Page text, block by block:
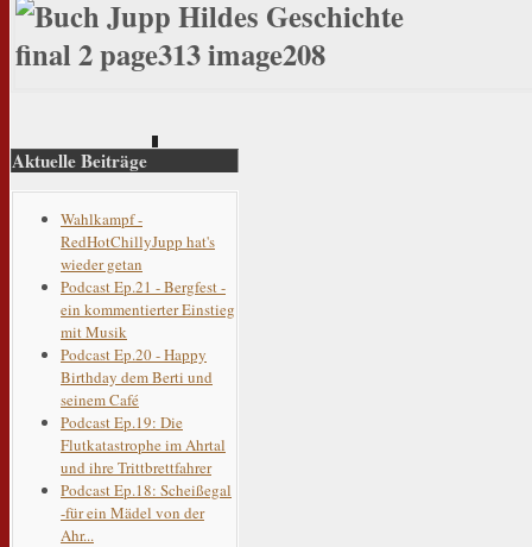
Aktuelle Beiträge
Wahlkampf -
RedHotChillyJupp hat's
wieder getan
Podcast Ep.21 - Bergfest -
ein kommentierter Einstieg
mit Musik
Podcast Ep.20 - Happy
Birthday dem Berti und
seinem Café
Podcast Ep.19: Die
Flutkatastrophe im Ahrtal
und ihre Trittbrettfahrer
Podcast Ep.18: Scheißegal
-für ein Mädel von der
Ahr...